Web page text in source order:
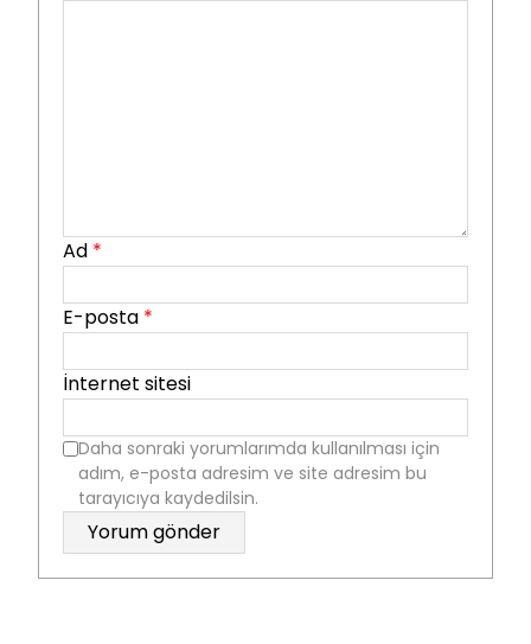
Ad *
E-posta *
İnternet sitesi
Daha sonraki yorumlarımda kullanılması için
adım, e-posta adresim ve site adresim bu
tarayıcıya kaydedilsin.